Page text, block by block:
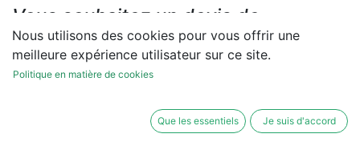
Vous souhaitez un devis de
réparation ou de vente, un
diagnostic sur site?
Nous utilisons des cookies pour vous offrir une
meilleure expérience utilisateur sur ce site.
Politique en matière de cookies
Que les essentiels Je suis d'accord